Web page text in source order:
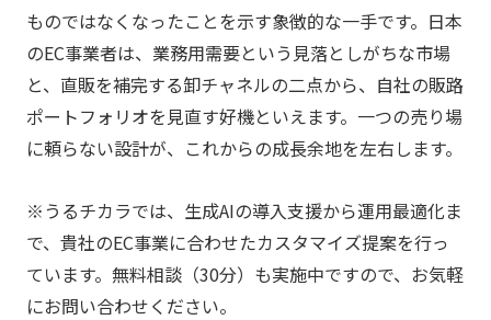
ものではなくなったことを示す象徴的な一手です。日本
のEC事業者は、業務用需要という見落としがちな市場
と、直販を補完する卸チャネルの二点から、自社の販路
ポートフォリオを見直す好機といえます。一つの売り場
に頼らない設計が、これからの成長余地を左右します。
※うるチカラでは、生成AIの導入支援から運用最適化ま
で、貴社のEC事業に合わせたカスタマイズ提案を行っ
ています。無料相談（30分）も実施中ですので、お気軽
にお問い合わせください。